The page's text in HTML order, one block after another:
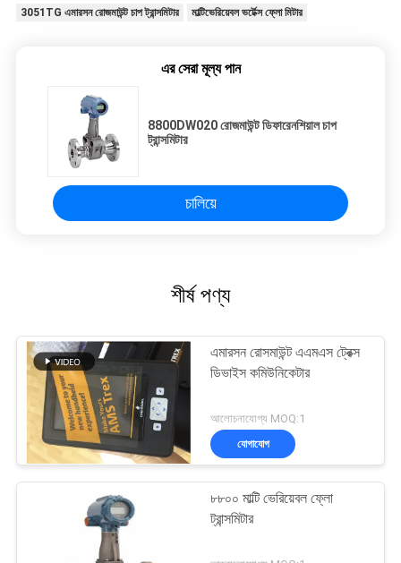
3051TG এমারসন রোজমাউন্ট চাপ ট্রান্সমিটার
মাল্টিভেরিয়েবল ভর্টেক্স ফ্লো মিটার
এর সেরা মূল্য পান
8800DW020 রোজমাউন্ট ডিফারেনশিয়াল চাপ
ট্রান্সমিটার
চালিয়ে
শীর্ষ পণ্য
এমারসন রোসমাউন্ট এএমএস ট্রেক্স
ডিভাইস কমিউনিকেটার
আলোচনাযোগ্য MOQ:1
যোগাযোগ
৮৮০০ মাল্টি ভেরিয়েবল ফ্লো
ট্রান্সমিটার